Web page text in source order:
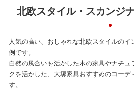
北欧スタイル・スカンジ
人気の高い、おしゃれな北欧スタイルのイ
例です。
自然の風合いを活かした木の家具やナチュ
クを活かした、 大塚家具おすすめのコーデ
す。